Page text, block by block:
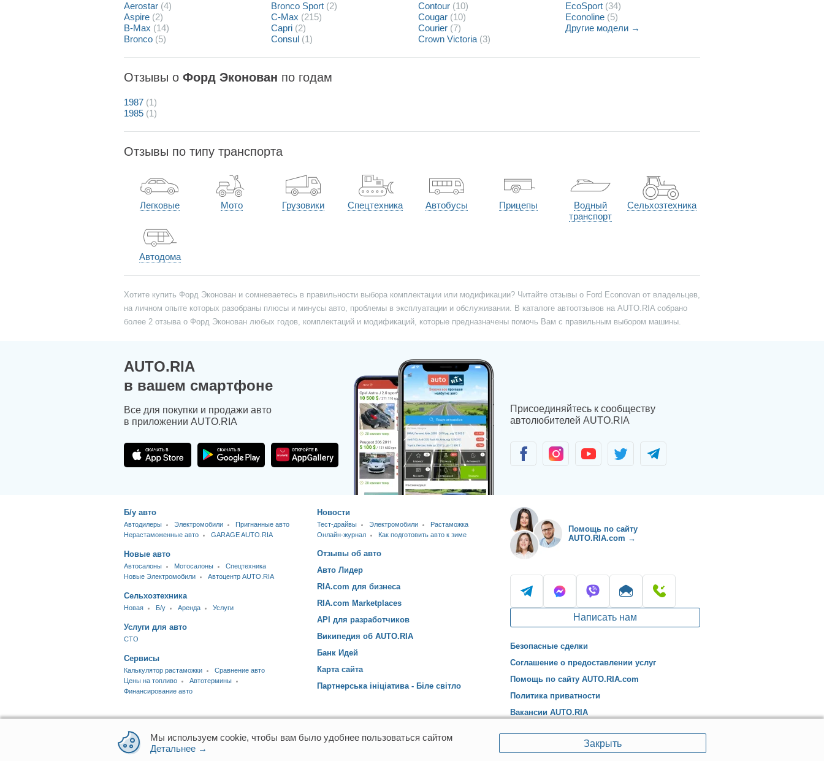
Мы используем cookie, чтобы вам было удобнее пользоваться сайтом
Детальнее →
Закрыть
Aerostar (4)
Aspire (2)
B-Max (14)
Bronco (5)
Bronco Sport (2)
C-Max (215)
Capri (2)
Consul (1)
Contour (10)
Cougar (10)
Courier (7)
Crown Victoria (3)
EcoSport (34)
Econoline (5)
Другие модели →
Отзывы о Форд Эконован по годам
1987 (1)
1985 (1)
Отзывы по типу транспорта
Легковые Мото Грузовики Спецтехника Автобусы Прицепы
Водный
транспорт
Сельхозтехника
Автодома
Хотите купить Форд Эконован и сомневаетесь в правильности выбора комплектации или модификации? Читайте отзывы о Ford Econovan от владельцев,
на личном опыте которых разобраны плюсы и минусы авто, проблемы в эксплуатации и обслуживании. В каталоге автоотзывов на AUTO.RIA собрано
более 2 отзыва о Форд Эконован любых годов, комплектаций и модификаций, которые предназначены помочь Вам с правильным выбором машины.
AUTO.RIA
в вашем смартфоне
Все для покупки и продажи авто
в приложении AUTO.RIA
Присоединяйтесь к сообществу
автолюбителей AUTO.RIA
Б/у авто
Автодилеры Электромобили
Пригнанные авто
Нерастаможенные авто
GARAGE AUTO.RIA
Новые авто
Автосалоны Мотосалоны
Спецтехника
Новые Электромобили
Автоцентр AUTO.RIA
Сельхозтехника
Новая Б/у Аренда Услуги
Услуги для авто
CTO
Сервисы
Калькулятор растаможки
Сравнение авто
Цены на топливо
Автотермины
Финансирование авто
Новости
Тест-драйвы Электромобили
Растаможка
Онлайн-журнал
Как подготовить авто к зиме
Отзывы об авто
Авто Лидер
RIA.com для бизнеса
RIA.com Marketplaces
API для разработчиков
Википедия об AUTO.RIA
Банк Идей
Карта сайта
Партнерська ініціатива - Біле світло
Помощь по сайту
AUTO.RIA.com →
Написать нам
Безопасные сделки
Соглашение о предоставлении услуг
Помощь по сайту AUTO.RIA.com
Политика приватности
Вакансии AUTO.RIA
© 2014-2026 RIA.com